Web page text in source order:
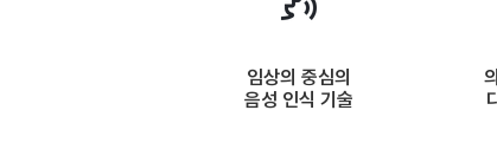
임상의 중심의
음성 인식 기술